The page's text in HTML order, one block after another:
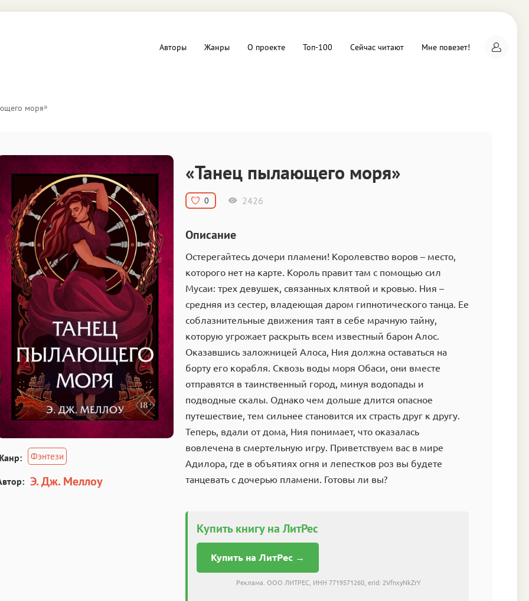
Драматургия
Компьютеры и Интернет
Фольклор
Авторы Жанры О проекте Топ-100 Сейчас читают Мне повезет!
моря»
Фэнтези
Э. Дж. Меллоу
«Танец пылающего моря»
0 2426
Описание
Остерегайтесь дочери пламени! Королевство воров – место,
которого нет на карте. Король правит там с помощью сил
Мусаи: трех девушек, связанных клятвой и кровью. Ния –
средняя из сестер, владеющая даром гипнотического танца. Ее
соблазнительные движения таят в себе мрачную тайну,
которую угрожает раскрыть всем известный барон Алос.
Оказавшись заложницей Алоса, Ния должна оставаться на
борту его корабля. Сквозь воды моря Обаси, они вместе
отправятся в таинственный город, минуя водопады и
подводные скалы. Однако чем дольше длится опасное
путешествие, тем сильнее становится их страсть друг к другу.
Теперь, вдали от дома, Ния понимает, что оказалась
вовлечена в смертельную игру. Приветствуем вас в мире
Адилора, где в объятиях огня и лепестков роз вы будете
танцевать с дочерью пламени. Готовы ли вы?
Купить книгу на ЛитРес
Купить на ЛитРес →
Реклама. ООО ЛИТРЕС, ИНН 7719571260, erid: 2VfnxyNkZrY